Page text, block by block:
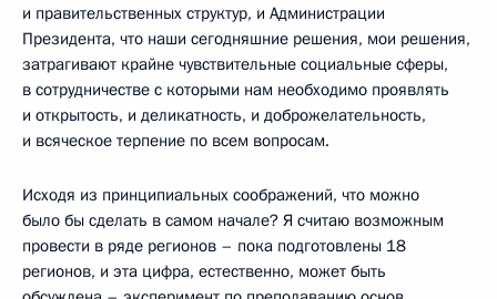
и правительственных структур, и Администрации
Президента, что наши сегодняшние решения, мои решения,
затрагивают крайне чувствительные социальные сферы,
в сотрудничестве с которыми нам необходимо проявлять
и открытость, и деликатность, и доброжелательность,
и всяческое терпение по всем вопросам.
Исходя из принципиальных соображений, что можно
было бы сделать в самом начале? Я считаю возможным
провести в ряде регионов – пока подготовлены 18
регионов, и эта цифра, естественно, может быть